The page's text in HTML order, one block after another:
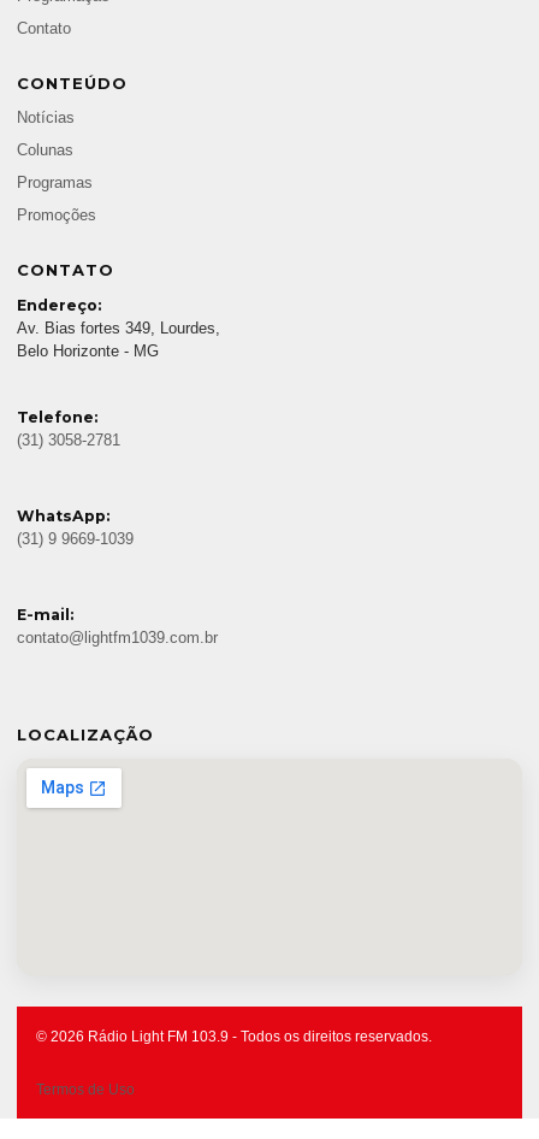
Contato
CONTEÚDO
Notícias
Colunas
Programas
Promoções
CONTATO
Endereço:
Av. Bias fortes 349, Lourdes,
Belo Horizonte - MG
Telefone:
(31) 3058-2781
WhatsApp:
(31) 9 9669-1039
E-mail:
contato@lightfm1039.com.br
LOCALIZAÇÃO
© 2026 Rádio Light FM 103.9 - Todos os direitos reservados.
Termos de Uso